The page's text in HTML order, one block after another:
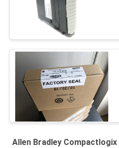
Allen Bradley Compactlogix